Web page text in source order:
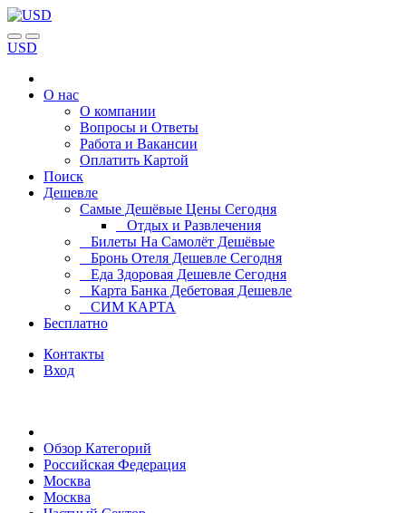
USD
О нас
О компании
Вопросы и Ответы
Работа и Вакансии
Оплатить Картой
Поиск
Дешевле
Самые Дешёвые Цены Сегодня
Отдых и Развлечения
Билеты На Самолёт Дешёвые
Бронь Отеля Дешевле Сегодня
Еда Здоровая Дешевле Сегодня
Карта Банка Дебетовая Дешевле
СИМ КАРТА
Бесплатно
Контакты
Вход
Обзор Категорий
Российская Федерация
Москва
Москва